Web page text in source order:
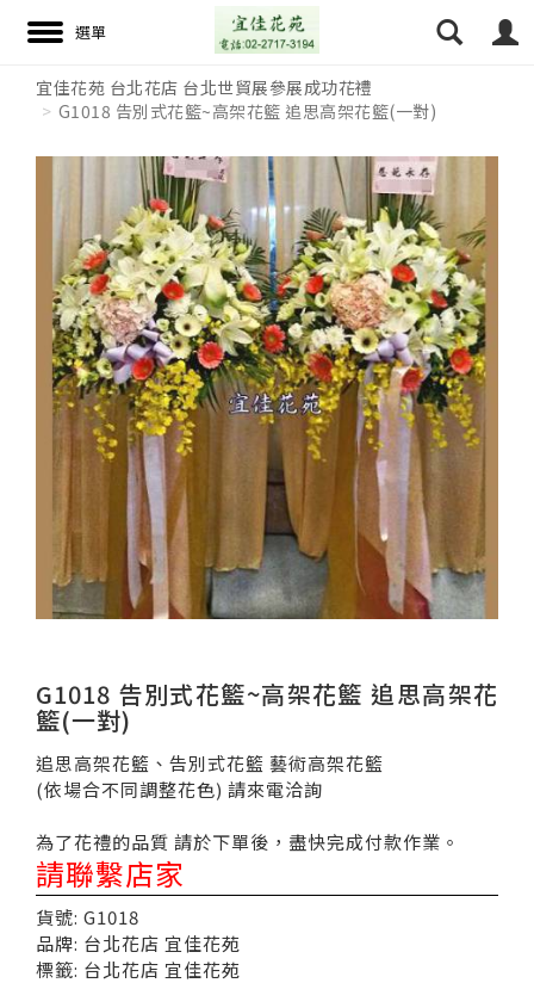
宜佳花苑 台北花店 台北世貿展參展成功花禮
G1018 告別式花籃~高架花籃 追思高架花籃(一對)
G1018 告別式花籃~高架花籃 追思高架花
籃(一對)
追思高架花籃、告別式花籃 藝術高架花籃
(依場合不同調整花色) 請來電洽詢
為了花禮的品質 請於下單後，盡快完成付款作業。
請聯繫店家
貨號: G1018
品牌: 台北花店 宜佳花苑
標籤: 台北花店 宜佳花苑